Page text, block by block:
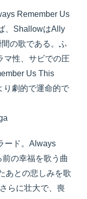
Remember Us
、ShallowはAlly
の歌である。ふ
マ性、サビでの圧
Us This
り劇的で運命的で
ード。Always
の幸福を歌う曲
あとの悲しみを歌
らに壮大で、喪